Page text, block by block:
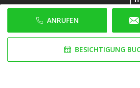
ANRUFEN
BESICHTIGUNG
Datenschutz Bestimmungen
Cookie Richtlinie